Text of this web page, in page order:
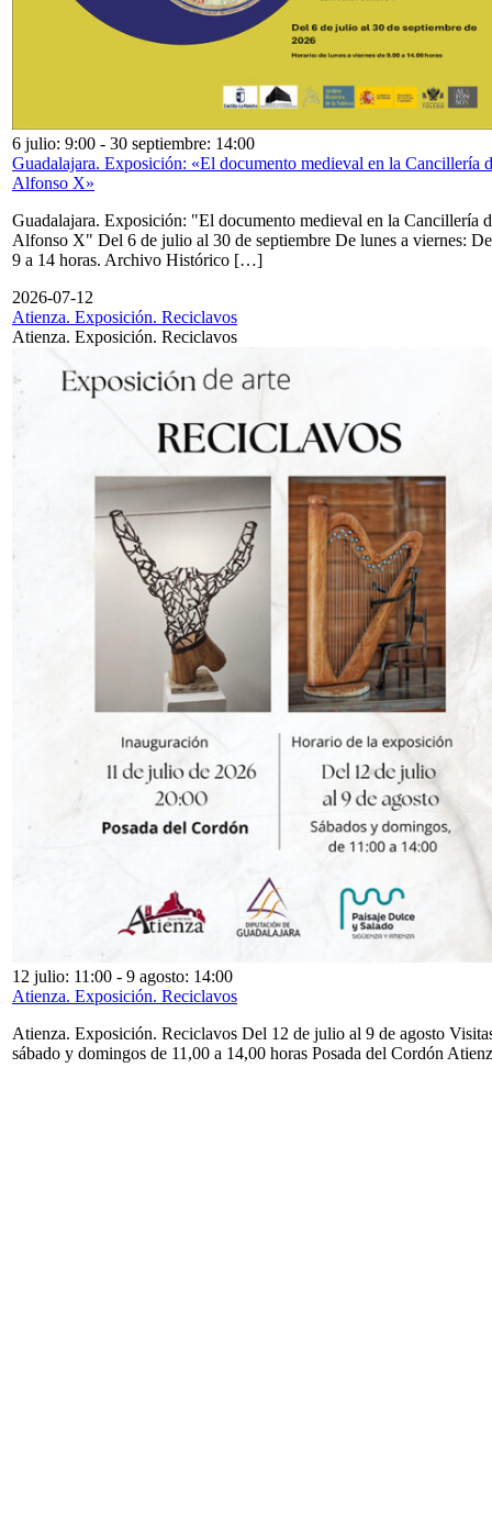
6 julio: 9:00 - 30 septiembre: 14:00
Guadalajara. Exposición: «El documento medieval en la Cancillería
Alfonso X»
Guadalajara. Exposición: "El documento medieval en la Cancillería
Alfonso X" Del 6 de julio al 30 de septiembre De lunes a viernes: De
9 a 14 horas. Archivo Histórico […]
2026-07-12
Atienza. Exposición. Reciclavos
Atienza. Exposición. Reciclavos
12 julio: 11:00 - 9 agosto: 14:00
Atienza. Exposición. Reciclavos
Atienza. Exposición. Reciclavos Del 12 de julio al 9 de agosto
sábado y domingos de 11,00 a 14,00 horas Posada del Cordón